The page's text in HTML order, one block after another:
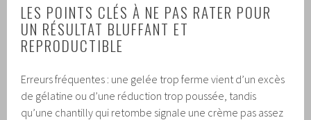
LES POINTS CLÉS À NE PAS RATER POUR
UN RÉSULTAT BLUFFANT ET
REPRODUCTIBLE
Erreurs fréquentes : une gelée trop ferme vient d’un excès
de gélatine ou d’une réduction trop poussée, tandis
qu’une chantilly qui retombe signale une crème pas assez